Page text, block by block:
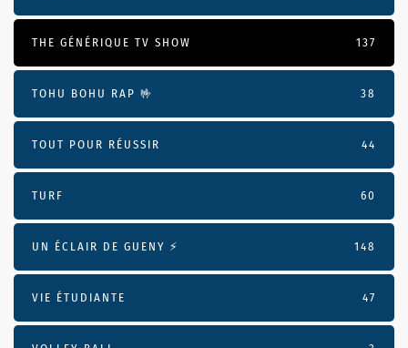
THE GÉNÉRIQUE TV SHOW 137
TOHU BOHU RAP 🤟 38
TOUT POUR RÉUSSIR 44
TURF 60
UN ÉCLAIR DE GUENY ⚡️ 148
VIE ÉTUDIANTE 47